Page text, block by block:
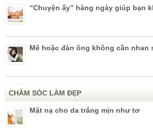
“Chuyện ấy” hàng ngày giúp bạn
Mê hoặc đàn ông không cần nhan
CHĂM SÓC LÀM ĐẸP
Mặt nạ cho da trắng mịn như tơ